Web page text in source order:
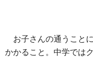
お子さんの通うこと
かかること。中学では